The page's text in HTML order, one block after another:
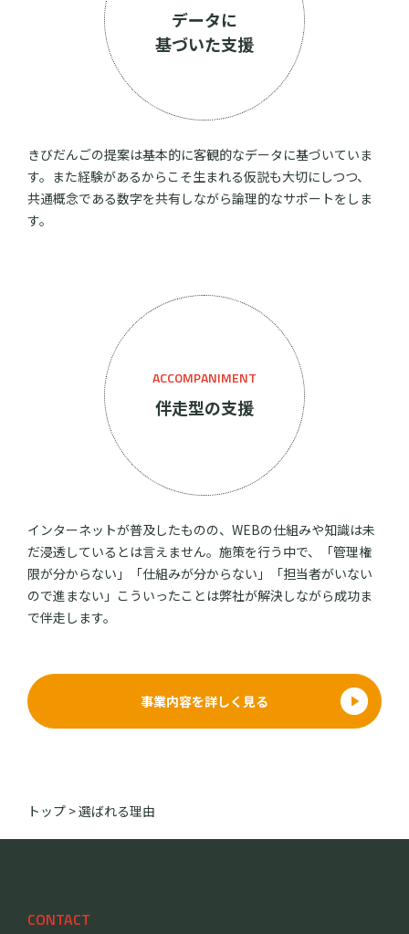
データに
基づいた支援
きびだんごの提案は基本的に客観的なデータに基づいていま
す。また経験があるからこそ生まれる仮説も大切にしつつ、
共通概念である数字を共有しながら論理的なサポートをしま
す。
ACCOMPANIMENT
伴走型の支援
インターネットが普及したものの、WEBの仕組みや知識は未
だ浸透しているとは言えません。施策を行う中で、「管理権
限が分からない」「仕組みが分からない」「担当者がいない
ので進まない」こういったことは弊社が解決しながら成功ま
で伴走します。
事業内容を詳しく見る
トップ >選ばれる理由
CONTACT